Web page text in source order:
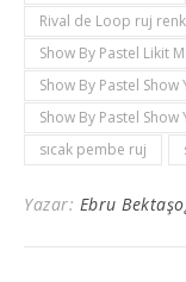
Rival de Loop ruj
Show By Pastel Likit
Show By Pastel
Show By Pastel
sıcak pembe ruj
Yazar: Ebru